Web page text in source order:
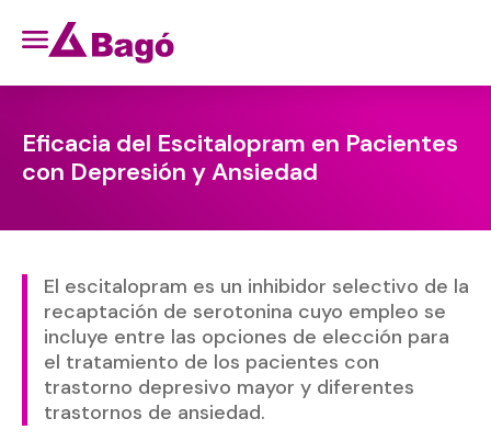
Eficacia del Escitalopram en Pacientes
con Depresión y Ansiedad
El escitalopram es un inhibidor selectivo de la
recaptación de serotonina cuyo empleo se
incluye entre las opciones de elección para
el tratamiento de los pacientes con
trastorno depresivo mayor y diferentes
trastornos de ansiedad.